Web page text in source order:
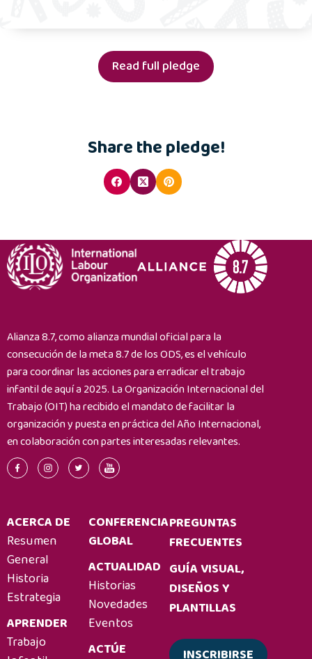
Read full pledge
Share the pledge!
Alianza 8.7, como alianza mundial oficial para la
consecución de la meta 8.7 de los ODS, es el vehículo
para coordinar las acciones para erradicar el trabajo
infantil de aquí a 2025. La Organización Internacional del
Trabajo (OIT) ha recibido el mandato de facilitar la
organización y puesta en práctica del Año Internacional,
en colaboración con partes interesadas relevantes.
ACERCA DE
Resumen
General
Historia
Estrategia
APRENDER
Trabajo
CONFERENCIA
GLOBAL
ACTUALIDAD
Historias
Novedades
Eventos
ACTÚE
PREGUNTAS
FRECUENTES
GUÍA VISUAL,
DISEÑOS Y
PLANTILLAS
INSCRIBIRSE